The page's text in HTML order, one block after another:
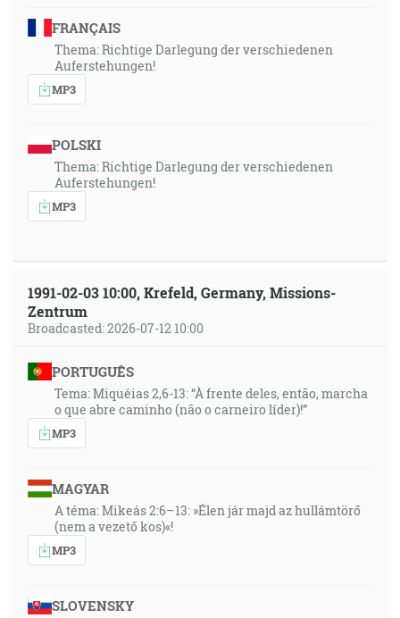
FRANÇAIS
Thema: Richtige Darlegung der verschiedenen
Auferstehungen!
MP3
POLSKI
Thema: Richtige Darlegung der verschiedenen
Auferstehungen!
MP3
1991-02-03 10:00, Krefeld, Germany, Missions-
Zentrum
Broadcasted: 2026-07-12 10:00
PORTUGUÊS
Tema: Miquéias 2,6-13: “À frente deles, então, marcha
o que abre caminho (não o carneiro líder)!”
MP3
MAGYAR
A téma: Mikeás 2:6–13: »Élen jár majd az hullámtörő
(nem a vezető kos)«!
MP3
SLOVENSKY